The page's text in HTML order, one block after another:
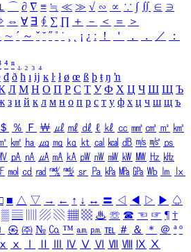
⌒ ∂ ∇ ≡ ≒ ≪ ≫ √ ∽ ∝ ∵ ∫ ∬ ∈ ∋
⇔ ∀ ∃ ∮ ∑ ∏ ＋ － ＜ ＝
＞
∼ ´ ～ ˇ ˘ ˝ ˚ ˙ ¸ ¡ ¿ ː ！ ＇ ， ． ／
：
⁴ ⁿ ₁ ₂ ₃ ₄
đ ð ħ ı ĳ ĸ ŀ ł ø œ ß þ ŧ ŋ ŉ
Л М Н О П Р С Т У Ф Х Ц Ч Ш Щ Ъ
з и й к л м н о п р с т у ф х ц ч ш щ ъ
＄ ％ Ｆ ￦ ㎕ ㎖ ㎗ ℓ ㎘ ㏄ ㎣ ㎤ ㎥ ㎦
㎢ ㏊ ㎍ ㎎ ㎏ ㏏ ㎈ ㎉ ㏈ ㎧ ㎨ ㎰
㎀ ㎁ ㎂ ㎃ ㎄ ㎺ ㎻ ㎽ ㎾ ㎿ ㎐ ㎑
㏖ ㏅ ㎭ ㎮ ㎯ ㏛ ㎩ ㎪ ㎫ ㎬ ㏝ ㏐
㏓
■ △ ▽ → ← ↑ ↓ ↔ 〓 ◁ ◀ ▷ ▶ ♤
▒ ▤ ▨ ▧ ▦ ▩ ♨ ☏ ☎ ☜ ☞ ¶ †
㉿ ㈜ № ㏇ ™ ㏂ ㏘ ℡ ＃ ＆ ＊ ＠ ª º
ⅹ Ⅳ Ⅴ Ⅵ Ⅶ Ⅷ Ⅸ Ⅹ